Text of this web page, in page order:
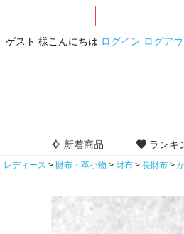
ゲスト 様こんにちは ログイン ログアウ
新着商品 ランキ
レディース 財布・革小物 財布 長財布